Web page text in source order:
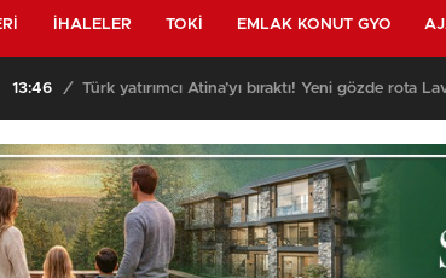
İHALELER TOKİ EMLAK KONUT GYO
13:46 / Türk yatırımcı Atina’yı bıraktı! Yeni gözde rota